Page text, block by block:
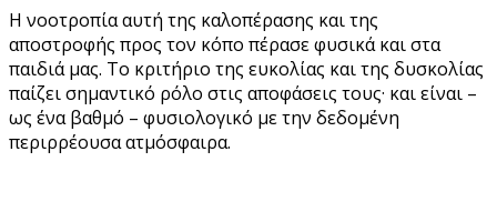
Η νοοτροπία αυτή της καλοπέρασης και της
αποστροφής προς τον κόπο πέρασε φυσικά και στα
παιδιά μας. Το κριτήριο της ευκολίας και της δυσκολίας
παίζει σημαντικό ρόλο στις αποφάσεις τους· και είναι –
ως ένα βαθμό – φυσιολογικό με την δεδομένη
περιρρέουσα ατμόσφαιρα.